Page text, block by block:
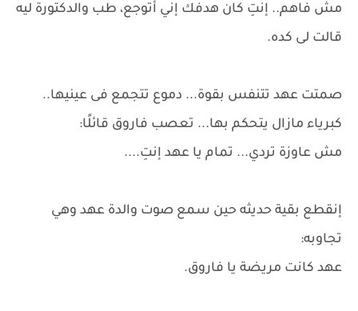
مش فاهم.. إنتِ كان هدفك إني أتوجع، طب والدكتورة ليه
قالت لى كده.
صمتت عهد تتنفس بقوة... دموع تتجمع فى عينيها..
كبرياء مازال يتحكم بها... تعصب فاروق قائلًا:
مش عاوزة تردي... تمام يا عهد إنتِ....
إنقطع بقية حديثه حين سمع صوت والدة عهد وهي
تجاوبه:
عهد كانت مريضة يا فاروق.